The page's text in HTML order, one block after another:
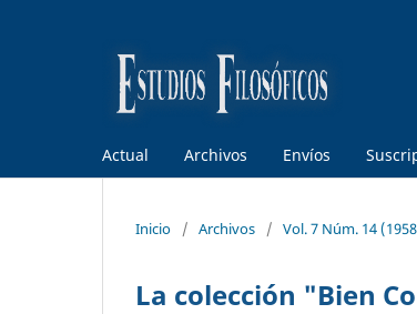
Actual Archivos Envíos
Inicio / Archivos / Vol. 7 Núm. 14
La colección "Bien